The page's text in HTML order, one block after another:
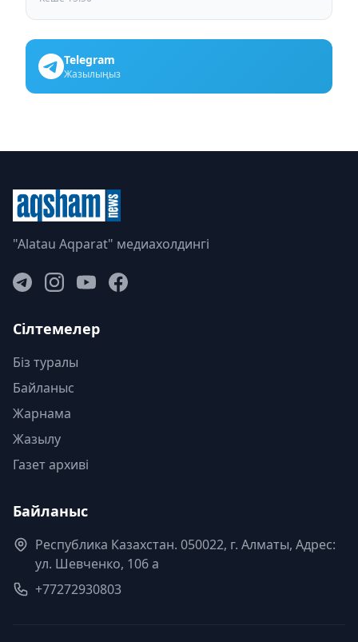
Telegram
Жазылыңыз
"Alatau Aqparat" медиахолдингі
Сілтемелер
Біз туралы
Байланыс
Жарнама
Жазылу
Газет архиві
Байланыс
Республика Казахстан. 050022, г. Алматы, Адрес:
ул. Шевченко, 106 а
+77272930803